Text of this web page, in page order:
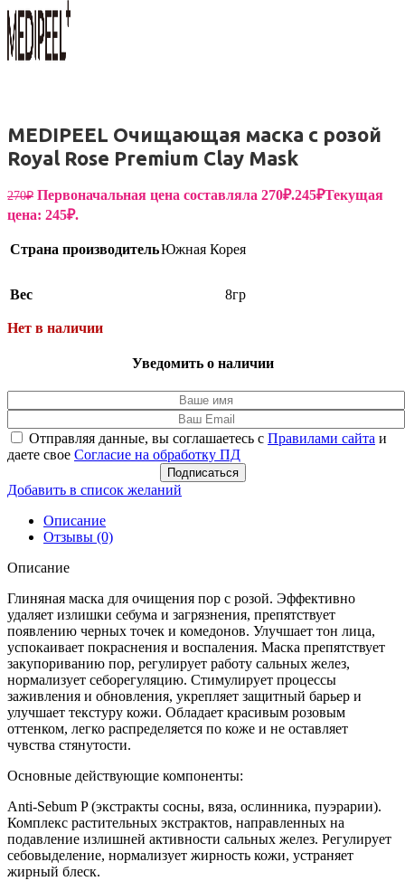
MEDIPEEL Очищающая маска с розой
Royal Rose Premium Clay Mask
270₽ Первоначальная цена составляла 270₽.245₽Текущая
цена: 245₽.
Страна производительЮжная Корея
Вес 8гр
Нет в наличии
Уведомить о наличии
Отправляя данные, вы соглашаетесь с Правилами сайта и
даете свое Согласие на обработку ПД
Подписаться
Добавить в список желаний
Описание
Отзывы (0)
Описание
Глиняная маска для очищения пор с розой. Эффективно
удаляет излишки себума и загрязнения, препятствует
появлению черных точек и комедонов. Улучшает тон лица,
успокаивает покраснения и воспаления. Маска препятствует
закупориванию пор, регулирует работу сальных желез,
нормализует себорегуляцию. Стимулирует процессы
заживления и обновления, укрепляет защитный барьер и
улучшает текстуру кожи. Обладает красивым розовым
оттенком, легко распределяется по коже и не оставляет
чувства стянутости.
Основные действующие компоненты:
Anti-Sebum P (экстракты сосны, вяза, ослинника, пуэрарии).
Комплекс растительных экстрактов, направленных на
подавление излишней активности сальных желез. Регулирует
себовыделение, нормализует жирность кожи, устраняет
жирный блеск.